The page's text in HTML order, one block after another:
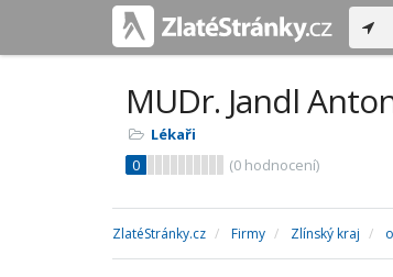
MUDr. Jandl
Lékaři
0
(0 hodnocení)
ZlatéStránky.cz Firmy Zlínský kraj